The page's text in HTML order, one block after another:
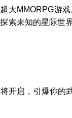
大MMORPG游
索未知的星际世
开启，引爆你的